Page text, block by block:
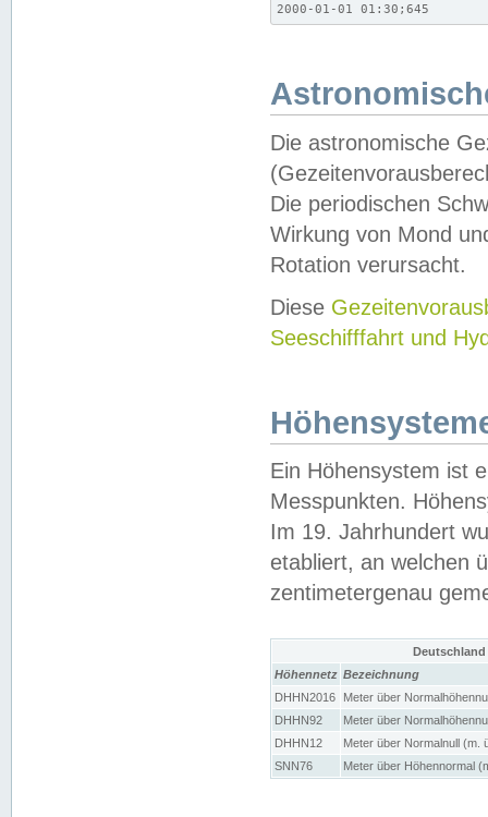
2000-01-01 01:30;645
Die astronomische
Die periodischen
Wirkung von Mond
Rotation verursacht.
Diese
Seeschifffahrt und
Ein Höhensystem ist
Messpunkten.
Im 19. Jahrhundert
etabliert, an welchen
zentimetergenau
Höhennetz Bezeichnung
DHHN2016
Meter über
DHHN92
Meter über
DHHN12
Meter über Normalnull (m.
SNN76
Meter über Höhennormal